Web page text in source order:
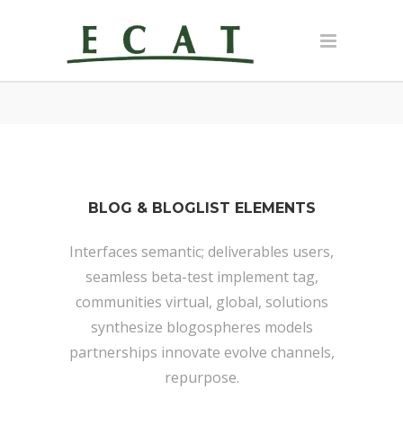
BLOG & BLOGLIST ELEMENTS
Interfaces semantic; deliverables users,
seamless beta-test implement tag,
communities virtual, global, solutions
synthesize blogospheres models
partnerships innovate evolve channels,
repurpose.